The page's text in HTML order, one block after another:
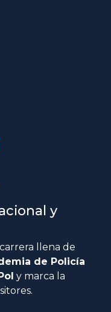
y
llena de
de Policía
y marca la